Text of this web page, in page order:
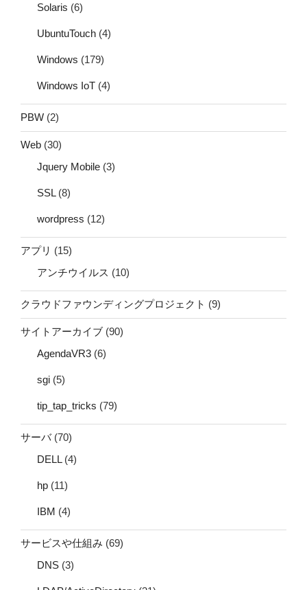
Solaris (6)
UbuntuTouch (4)
Windows (179)
Windows IoT (4)
PBW (2)
Web (30)
Jquery Mobile (3)
SSL(8)
wordpress (12)
アプリ (15)
アンチウイルス (10)
クラウドファウンディングプロジェクト (9)
サイトアーカイブ (90)
AgendaVR3 (6)
sgi (5)
tip_tap_tricks (79)
サーバ(70)
DELL(4)
hp (11)
IBM (4)
サービスや仕組み (69)
DNS (3)